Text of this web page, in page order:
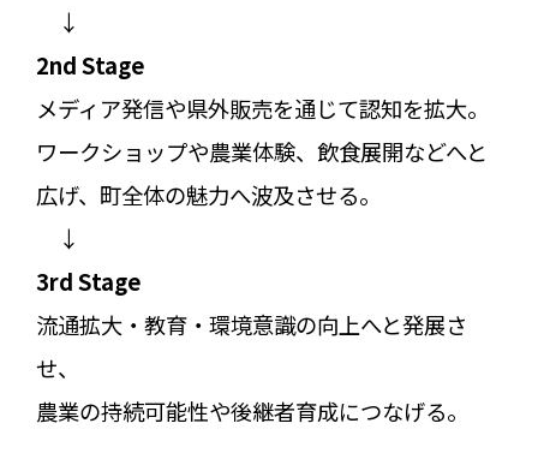
↓
2nd Stage
メディア発信や県外販売を通じて認知を拡大。
ワークショップや農業体験、飲食展開などへと
広げ、町全体の魅力へ波及させる。
↓
3rd Stage
流通拡大・教育・環境意識の向上へと発展さ
せ、
農業の持続可能性や後継者育成につなげる。